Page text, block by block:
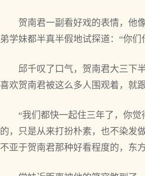
贺南君一副看好戏的表情，他
弟学妹都半真半假地试探道：“你们
邱千叹了口气，贺南君大三下
喜欢贺南君被这么多人围观着，就
“我们都快一起住三年了，你
的，只是从来打扮朴素，也不染发
不亚于贺南君那种好看程度的，东